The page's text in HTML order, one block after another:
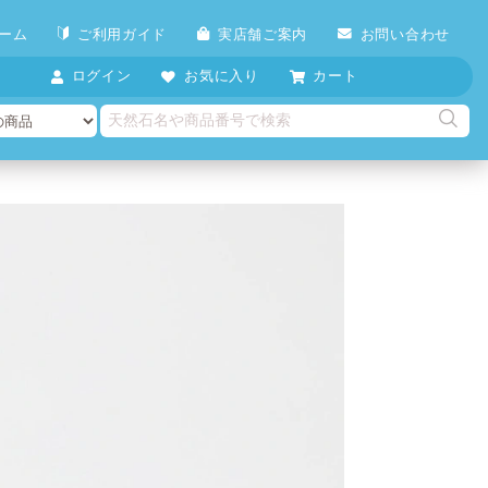
ム ご利用ガイド 実店舗ご案内 お問い合わせ
ログイン お気に入り カート